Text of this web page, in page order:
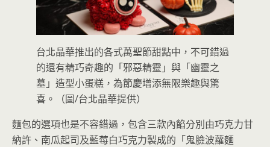
台北晶華推出的各式萬聖節甜點中，不可錯過
的還有精巧奇趣的「邪惡精靈」與「幽靈之
墓」造型小蛋糕，為節慶增添無限樂趣與驚
喜。（圖/台北晶華提供）
麵包的選項也是不容錯過，包含三款內餡分別由巧克力甘
納許、南瓜起司及藍莓白巧克力製成的「鬼臉波蘿麵